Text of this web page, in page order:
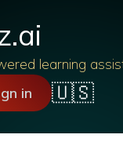
learning
in 🇺🇸